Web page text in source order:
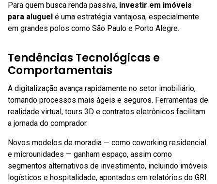
Para quem busca renda passiva, investir em imóveis
para aluguel é uma estratégia vantajosa, especialmente
em grandes polos como São Paulo e Porto Alegre.
Tendências Tecnológicas e
Comportamentais
A digitalização avança rapidamente no setor imobiliário,
tornando processos mais ágeis e seguros. Ferramentas de
realidade virtual, tours 3D e contratos eletrônicos facilitam
a jornada do comprador.
Novos modelos de moradia — como coworking residencial
e microunidades — ganham espaço, assim como
segmentos alternativos de investimento, incluindo imóveis
logísticos e hospitalidade, apontados em relatórios do GRI